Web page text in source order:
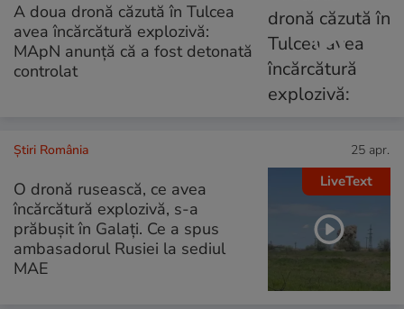
A doua dronă căzută în Tulcea
avea încărcătură explozivă:
MApN anunță că a fost detonată
controlat
LiveText
Știri România 25 apr.
O dronă rusească, ce avea
încărcătură explozivă, s-a
prăbușit în Galați. Ce a spus
ambasadorul Rusiei la sediul
MAE